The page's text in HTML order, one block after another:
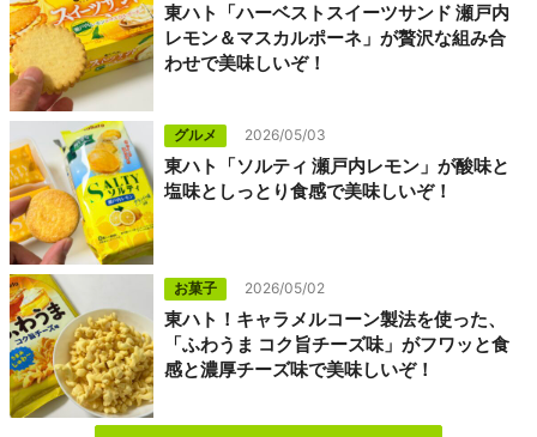
東ハト「ハーベストスイーツサンド 瀬戸内
レモン＆マスカルポーネ」が贅沢な組み合
わせで美味しいぞ！
グルメ 2026/05/03
東ハト「ソルティ 瀬戸内レモン」が酸味と
塩味としっとり食感で美味しいぞ！
お菓子 2026/05/02
東ハト！キャラメルコーン製法を使った、
「ふわうま コク旨チーズ味」がフワッと食
感と濃厚チーズ味で美味しいぞ！